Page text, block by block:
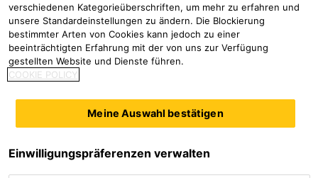
Industrie Gebäudeelemente Bauelemente Wabenpaneele
Mit einem der besten Verhältnisse von
Festigkeit zu Gewicht bieten Wabenpaneele
einzigartige Vorteile in modernen
Bauelementen. Raumtemperaturhärtende
SikaForce® und SikaMelt® Schmelzklebstoffe
bieten eine hohe Schälfestigkeit und eine
schnelle Produktion von Wabenpaneelen.
Wie können wir Ihnen helfen?
verschiedenen Kategorieüberschriften, um mehr zu erfahren und
unsere Standardeinstellungen zu ändern. Die Blockierung
bestimmter Arten von Cookies kann jedoch zu einer
beeinträchtigten Erfahrung mit der von uns zur Verfügung
gestellten Website und Dienste führen.
COOKIE POLICY
Meine Auswahl bestätigen
Einwilligungspräferenzen verwalten